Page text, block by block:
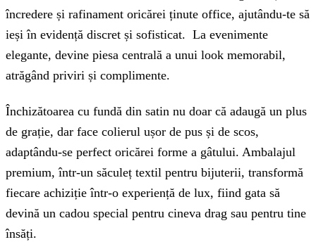
încredere și rafinament oricărei ținute office, ajutându-te să
ieși în evidență discret și sofisticat. La evenimente
elegante, devine piesa centrală a unui look memorabil,
atrăgând priviri și complimente.
Închizătoarea cu fundă din satin nu doar că adaugă un plus
de grație, dar face colierul ușor de pus și de scos,
adaptându-se perfect oricărei forme a gâtului. Ambalajul
premium, într-un săculeț textil pentru bijuterii, transformă
fiecare achiziție într-o experiență de lux, fiind gata să
devină un cadou special pentru cineva drag sau pentru tine
însăți.